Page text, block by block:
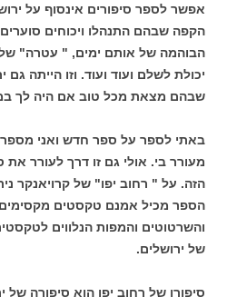
אפשר לספר סיפורים אינסוף על
הקפה שבהם התנהלו ויכוחים
הבוהמה של אותם ימים, " עטרה" של
יכולת לשלם ועוד ועוד. וזו הייתה גם
שבהם מצאת מכל טוב אם היה לך
באתי לספר על ספר חדש ואני
מעורר בי. אולי גם זו דרך לעורר
הזה. על " רחוב יפו" של קרויאנקר
הספר מכיל אמנם טקסטים מקסימים
והשרטוטים והמפות הנלווים
של ירושלים.